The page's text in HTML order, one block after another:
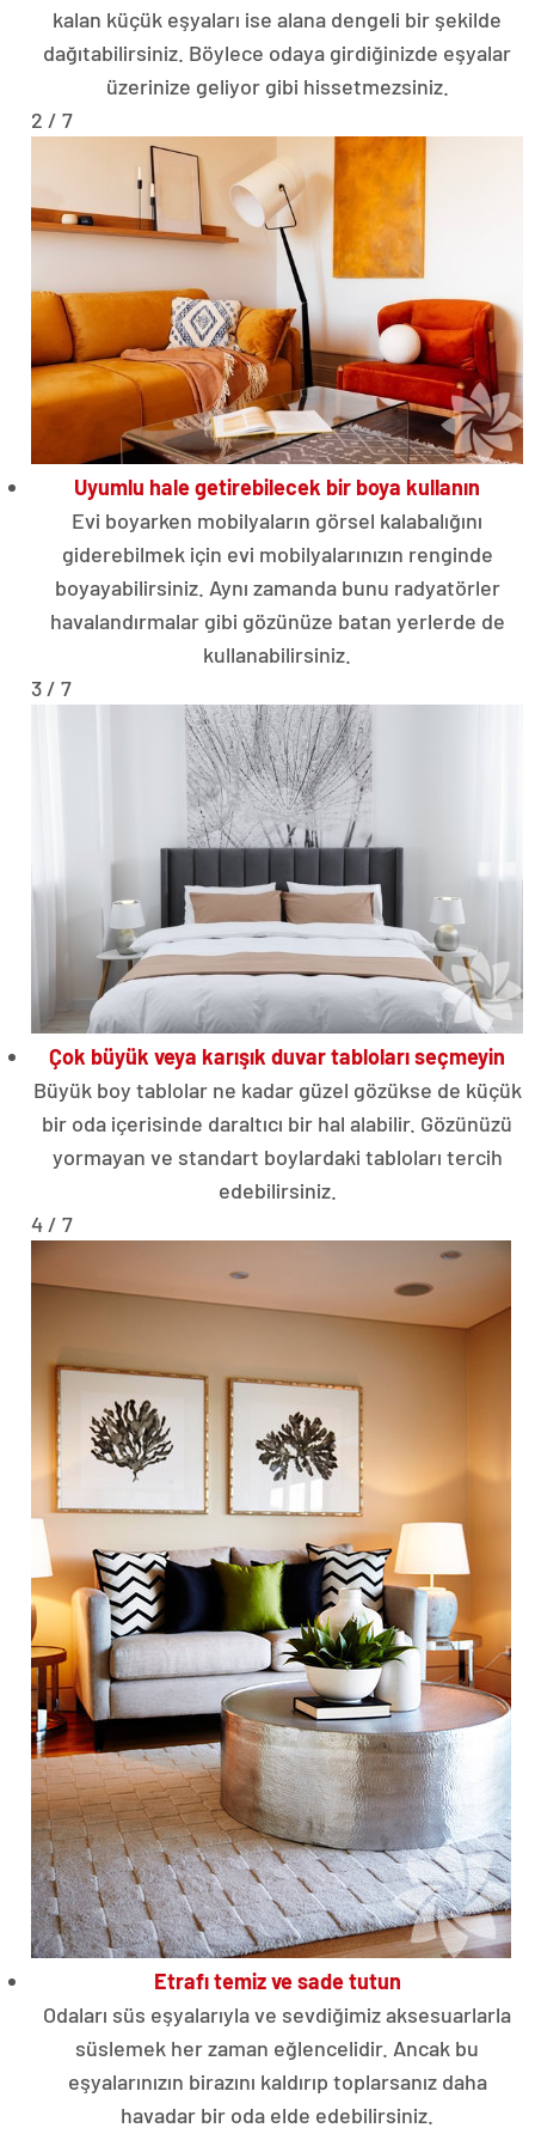
kalan küçük eşyaları ise alana dengeli bir şekilde
dağıtabilirsiniz. Böylece odaya girdiğinizde eşyalar
üzerinize geliyor gibi hissetmezsiniz.
2 / 7
Uyumlu hale getirebilecek bir boya kullanın
Evi boyarken mobilyaların görsel kalabalığını
giderebilmek için evi mobilyalarınızın renginde
boyayabilirsiniz. Aynı zamanda bunu radyatörler
havalandırmalar gibi gözünüze batan yerlerde de
kullanabilirsiniz.
3 / 7
Çok büyük veya karışık duvar tabloları seçmeyin
Büyük boy tablolar ne kadar güzel gözükse de küçük
bir oda içerisinde daraltıcı bir hal alabilir. Gözünüzü
yormayan ve standart boylardaki tabloları tercih
edebilirsiniz.
4 / 7
Etrafı temiz ve sade tutun
Odaları süs eşyalarıyla ve sevdiğimiz aksesuarlarla
süslemek her zaman eğlencelidir. Ancak bu
eşyalarınızın birazını kaldırıp toplarsanız daha
havadar bir oda elde edebilirsiniz.